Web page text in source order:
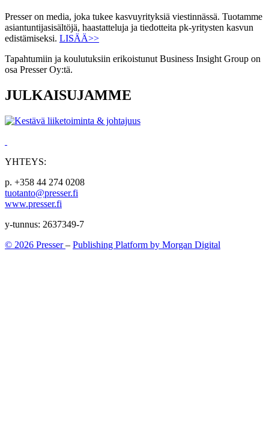
Presser on media, joka tukee kasvuyrityksiä viestinnässä. Tuotamme
asiantuntijasisältöjä, haastatteluja ja tiedotteita pk-yritysten kasvun
edistämiseksi. LISÄÄ>>
Tapahtumiin ja koulutuksiin erikoistunut Business Insight Group on
osa Presser Oy:tä.
JULKAISUJAMME
YHTEYS:
p. +358 44 274 0208
tuotanto@presser.fi
www.presser.fi
y-tunnus: 2637349-7
© 2026 Presser– Publishing Platform by Morgan Digital